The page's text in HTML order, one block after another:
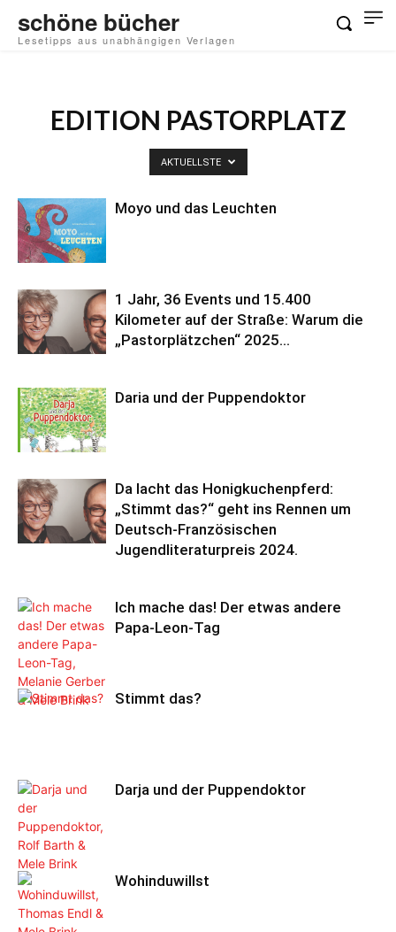
schöne bücher
Lesetipps aus unabhängigen Verlagen
EDITION PASTORPLATZ
AKTUELLSTE
Moyo und das Leuchten
1 Jahr, 36 Events und 15.400
Kilometer auf der Straße: Warum die
„Pastorplätzchen“ 2025...
Daria und der Puppendoktor
Da lacht das Honigkuchenpferd:
„Stimmt das?“ geht ins Rennen um
Deutsch-Französischen
Jugendliteraturpreis 2024.
Ich mache das! Der etwas andere
Papa-Leon-Tag
Stimmt das?
Darja und der Puppendoktor
Wohinduwillst